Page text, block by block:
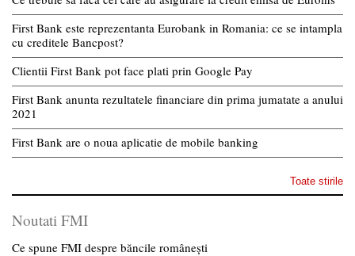
First Bank este reprezentanta Eurobank in Romania: ce se intampla
cu creditele Bancpost?
Clientii First Bank pot face plati prin Google Pay
First Bank anunta rezultatele financiare din prima jumatate a anului
2021
First Bank are o noua aplicatie de mobile banking
Toate stirile
Noutati FMI
Ce spune FMI despre băncile românești